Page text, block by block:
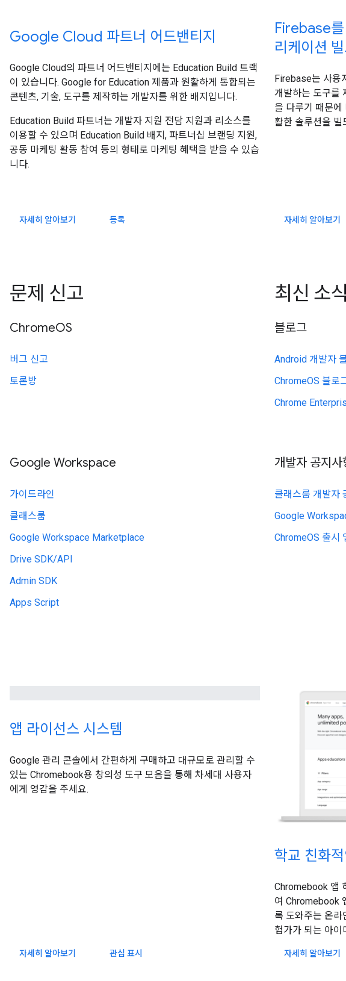
Google Cloud 파트너 어드밴티지
Google Cloud의 파트너 어드밴티지에는 Education Build 트랙
이 있습니다. Google for Education 제품과 원활하게 통합되는
콘텐츠, 기술, 도구를 제작하는 개발자를 위한 배지입니다.
Education Build 파트너는 개발자 지원 전담 지원과 리소스를
이용할 수 있으며 Education Build 배지, 파트너십 브랜딩 지원,
공동 마케팅 활동 참여 등의 형태로 마케팅 혜택을 받을 수 있습
니다.
자세히 알아보기 등록
Firebase를
리케이션
Firebase는 사용
개발하는 도구를
을 다루기 때문에
활한 솔루션을 빌
자세히 알아보기
문제 신고
ChromeOS
버그 신고
토론방
Google Workspace
가이드라인
클래스룸
Google Workspace Marketplace
Drive SDK/API
Admin SDK
Apps Script
최신 소
블로그
Android 개발자
ChromeOS 블로
Chrome
개발자 공지사
클래스룸 개발자
Google
ChromeOS 출시
앱 라이선스 시스템
Google 관리 콘솔에서 간편하게 구매하고 대규모로 관리할 수
있는 Chromebook용 창의성 도구 모음을 통해 차세대 사용자
에게 영감을 주세요.
자세히 알아보기 관심 표시
학교 친화
Chromebook 앱
여 Chromebook
록 도와주는 온라
험가가 되는 아이
자세히 알아보기